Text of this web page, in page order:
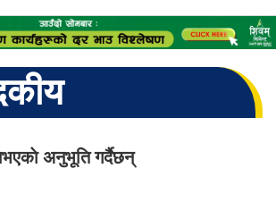
अनुभूति गर्दैछन्